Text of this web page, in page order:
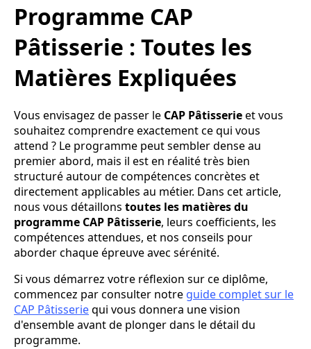
Programme CAP
Pâtisserie : Toutes les
Matières Expliquées
Vous envisagez de passer le CAP Pâtisserieet vous
souhaitez comprendre exactement ce qui vous
attend ? Le programme peut sembler dense au
premier abord, mais il est en réalité très bien
structuré autour de compétences concrètes et
directement applicables au métier. Dans cet article,
nous vous détaillons toutes les matières du
programme CAP Pâtisserie, leurs coefficients, les
compétences attendues, et nos conseils pour
aborder chaque épreuve avec sérénité.
Si vous démarrez votre réflexion sur ce diplôme,
commencez par consulter notre guide complet sur le
CAP Pâtisseriequi vous donnera une vision
d'ensemble avant de plonger dans le détail du
programme.